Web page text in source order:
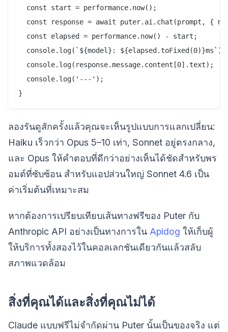
  const start = performance.now();
const response = await puter.ai.chat(prompt, {
  const elapsed = performance.now() - start;
  console.log(`${model}: ${elapsed.toFixed(0)}ms`);
  console.log(response.message.content[0].text);
  console.log('---');
ลองรันดูสักครั้งแล้วคุณจะเห็นรูปแบบการแลกเปลี่ยน:
Haiku เร็วกว่า Opus 5–10 เท่า, Sonnet อยู่ตรงกลาง,
และ Opus ให้คำตอบที่ดีกว่าอย่างเห็นได้ชัดสำหรับพร
อมต์ที่ซับซ้อน สำหรับแอปส่วนใหญ่ Sonnet 4.6 เป็น
ค่าเริ่มต้นที่เหมาะสม
หากต้องการเปรียบเทียบเส้นทางฟรีของ Puter กับ
Anthropic API อย่างเป็นทางการใน Apidog ให้เก็บผู้
ให้บริการทั้งสองไว้ในคอลเลกชันเดียวกันแล้วสลับ
สภาพแวดล้อม
สิ่งที่คุณได้และสิ่งที่คุณไม่ได้
Claude แบบฟรีไม่จำกัดผ่าน Puter นั้นเป็นของจริง แต่